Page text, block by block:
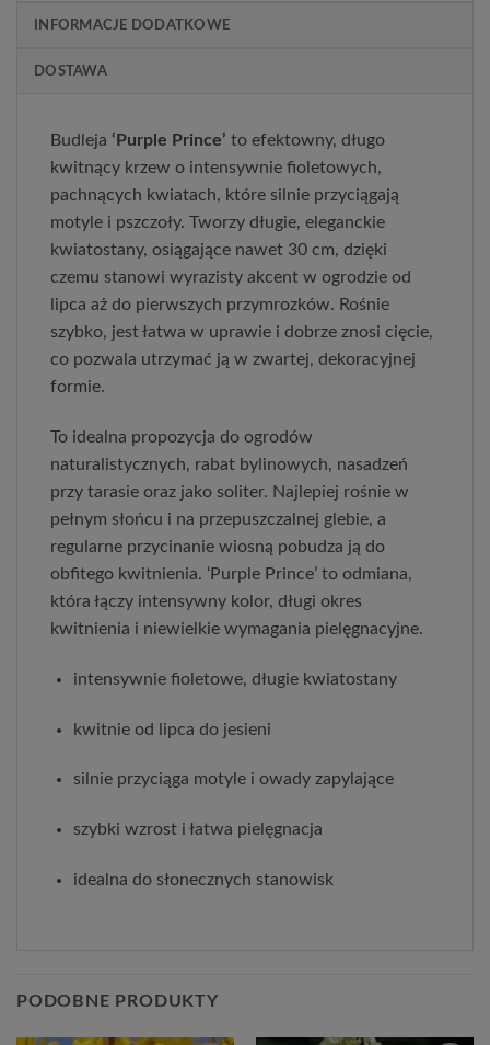
INFORMACJE DODATKOWE
DOSTAWA
Budleja ‘Purple Prince’ to efektowny, długo
kwitnący krzew o intensywnie fioletowych,
pachnących kwiatach, które silnie przyciągają
motyle i pszczoły. Tworzy długie, eleganckie
kwiatostany, osiągające nawet 30 cm, dzięki
czemu stanowi wyrazisty akcent w ogrodzie od
lipca aż do pierwszych przymrozków. Rośnie
szybko, jest łatwa w uprawie i dobrze znosi cięcie,
co pozwala utrzymać ją w zwartej, dekoracyjnej
formie.
To idealna propozycja do ogrodów
naturalistycznych, rabat bylinowych, nasadzeń
przy tarasie oraz jako soliter. Najlepiej rośnie w
pełnym słońcu i na przepuszczalnej glebie, a
regularne przycinanie wiosną pobudza ją do
obfitego kwitnienia. ‘Purple Prince’ to odmiana,
która łączy intensywny kolor, długi okres
kwitnienia i niewielkie wymagania pielęgnacyjne.
intensywnie fioletowe, długie kwiatostany
kwitnie od lipca do jesieni
silnie przyciąga motyle i owady zapylające
szybki wzrost i łatwa pielęgnacja
idealna do słonecznych stanowisk
PODOBNE PRODUKTY